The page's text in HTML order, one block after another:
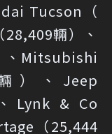
Tucson（
輛）、
、Mitsubishi
）、Jeep
Lynk & Co
（25,444